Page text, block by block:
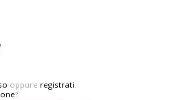
oppure registrati.
?